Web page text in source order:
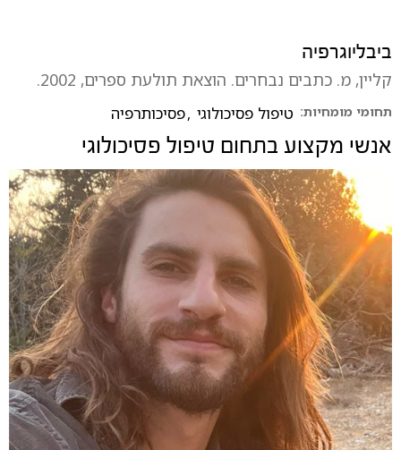
ביבליוגרפיה
קליין, מ. כתבים נבחרים. הוצאת תולעת ספרים, 2002.
תחומי מומחיות: טיפול פסיכולוגי ,פסיכותרפיה
אנשי מקצוע בתחום טיפול פסיכולוגי